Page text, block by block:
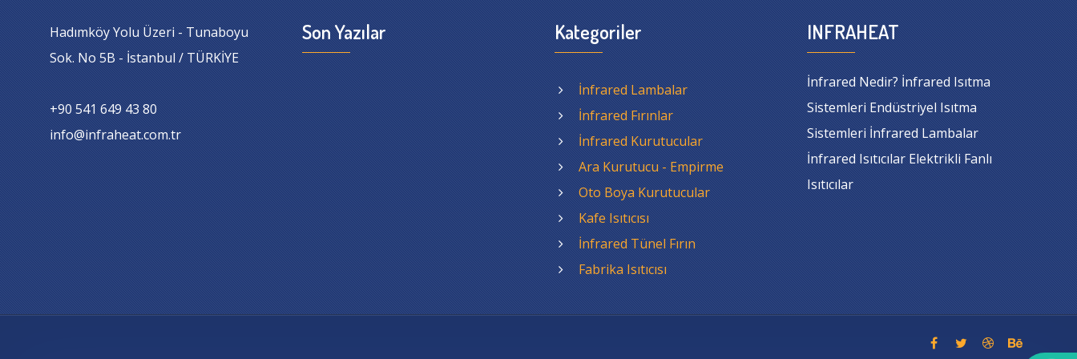
Hadımköy Yolu Üzeri - Tunaboyu
Sok. No 5B - İstanbul / TÜRKİYE
+90 541 649 43 80
info@infraheat.com.tr
Son Yazılar Kategoriler
İnfrared Lambalar
İnfrared Fırınlar
İnfrared Kurutucular
Ara Kurutucu - Empirme
Oto Boya Kurutucular
Kafe Isıtıcısı
İnfrared Tünel Fırın
Fabrika Isıtıcısı
INFRAHEAT
İnfrared Nedir? İnfrared Isıtma
Sistemleri Endüstriyel Isıtma
Sistemleri İnfrared Lambalar
İnfrared Isıtıcılar Elektrikli Fanlı
Isıtıcılar